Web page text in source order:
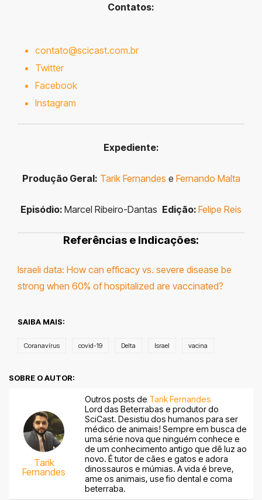
Contatos:
contato@scicast.com.br
Twitter
Facebook
Instagram
Expediente:
Produção Geral: Tarik Fernandes e Fernando Malta
Episódio: Marcel Ribeiro-Dantas Edição: Felipe Reis
Referências e Indicações:
Israeli data: How can efficacy vs. severe disease be
strong when 60% of hospitalized are vaccinated?
SAIBA MAIS:
Coranavírus covid-19 Delta Israel vacina
SOBRE O AUTOR:
Tarik
Fernandes
Outros posts de Tarik Fernandes
Lord das Beterrabas e produtor do
SciCast. Desistiu dos humanos para ser
médico de animais! Sempre em busca de
uma série nova que ninguém conhece e
de um conhecimento antigo que dê luz ao
novo. É tutor de cães e gatos e adora
dinossauros e múmias. A vida é breve,
ame os animais, use fio dental e coma
beterraba.